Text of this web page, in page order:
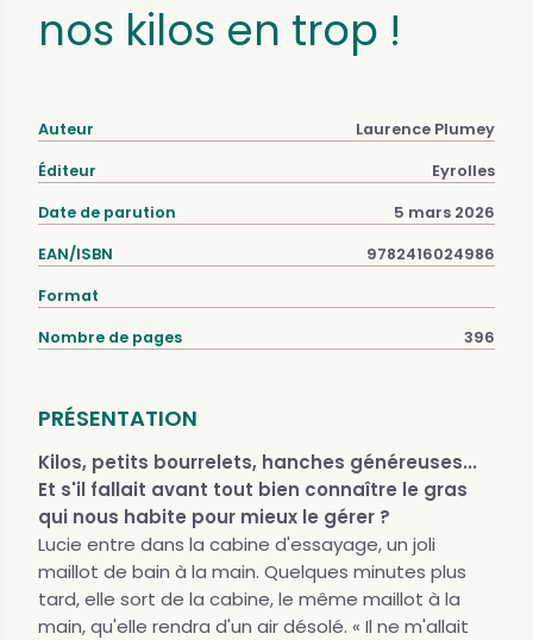
nos kilos en trop !
Auteur Laurence Plumey
Éditeur Eyrolles
Date de parution 5 mars 2026
EAN/ISBN 9782416024986
Format
Nombre de pages 396
PRÉSENTATION
Kilos, petits bourrelets, hanches généreuses...
Et s'il fallait avant tout bien connaître le gras
qui nous habite pour mieux le gérer ?
Lucie entre dans la cabine d'essayage, un joli
maillot de bain à la main. Quelques minutes plus
tard, elle sort de la cabine, le même maillot à la
main, qu'elle rendra d'un air désolé. « Il ne m'allait